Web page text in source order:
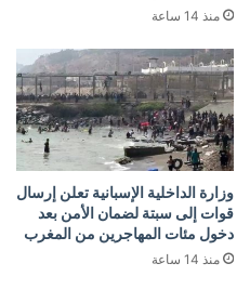
منذ 14 ساعة
وزارة الداخلية الإسبانية تعلن إرسال
قوات إلى سبتة لضمان الأمن بعد
دخول مئات المهاجرين من المغرب
منذ 14 ساعة